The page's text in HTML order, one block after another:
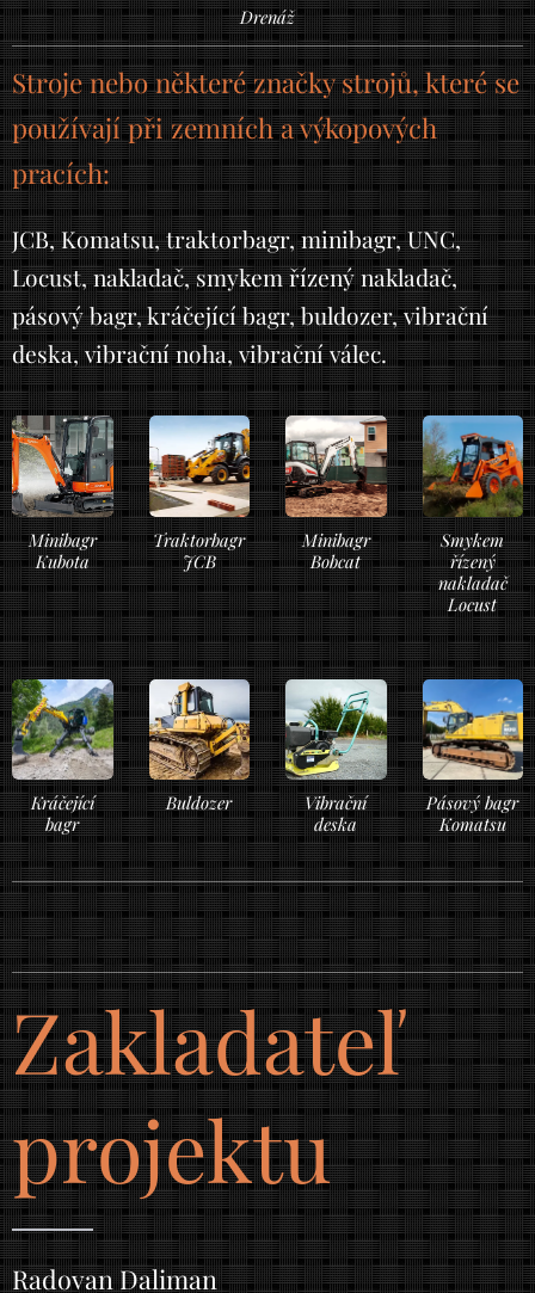
Drenáž
Stroje nebo některé značky strojů, které se
používají při zemních a výkopových
pracích:
JCB, Komatsu, traktorbagr, minibagr, UNC,
Locust, nakladač, smykem řízený nakladač,
pásový bagr, kráčející bagr, buldozer, vibrační
deska, vibrační noha, vibrační válec.
Minibagr
Kubota
Traktorbagr
JCB
Minibagr
Bobcat
Smykem
řízený
nakladač
Locust
Kráčející
bagr
Buldozer
Vibrační
deska
Pásový bagr
Komatsu
Zakladateľ
projektu
Radovan Daliman